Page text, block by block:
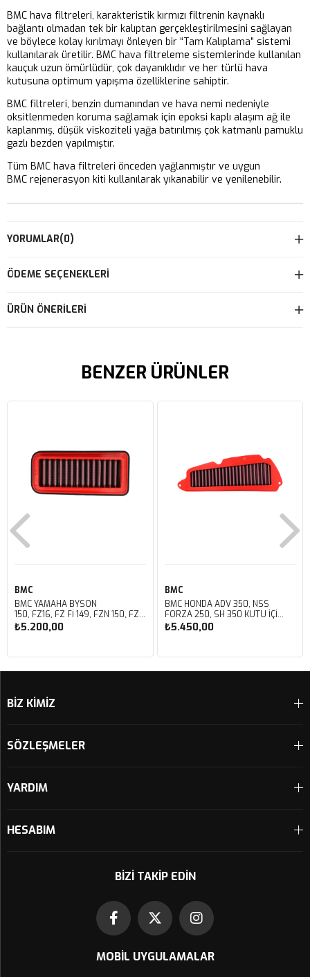
BMC hava filtreleri, karakteristik kırmızı filtrenin kaynaklı
bağlantı olmadan tek bir kalıptan gerçekleştirilmesini sağlayan
ve böylece kolay kırılmayı önleyen bir “Tam Kalıplama” sistemi
kullanılarak üretilir. BMC hava filtreleme sistemlerinde kullanılan
kauçuk uzun ömürlüdür, çok dayanıklıdır ve her türlü hava
kutusuna optimum yapışma özelliklerine sahiptir.
BMC filtreleri, benzin dumanından ve hava nemi nedeniyle
oksitlenmeden koruma sağlamak için epoksi kaplı alaşım ağ ile
kaplanmış, düşük viskoziteli yağa batırılmış çok katmanlı pamuklu
gazlı bezden yapılmıştır.
Tüm BMC hava filtreleri önceden yağlanmıştır ve uygun
BMC rejenerasyon kiti kullanılarak yıkanabilir ve yenilenebilir.
YORUMLAR(0)
ÖDEME SEÇENEKLERI
ÜRÜN ÖNERILERI
BENZER ÜRÜNLER
BMC
BMC YAMAHA BYSON
150, FZ16, FZ FI 149, FZN 150, FZS
FI V3 KUTU İÇİ PERFORMANS
HAVA FİLTRESİ FM01147
₺5.200,00
BMC
BMC HONDA ADV 350, NSS
FORZA 250, SH 350 KUTU İÇİ
PERFORMANS HAVA FİLTRESİ
₺5.450,00
BİZ KİMİZ
SÖZLEŞMELER
YARDIM
HESABIM
BIZI TAKIP EDIN
MOBIL UYGULAMALAR